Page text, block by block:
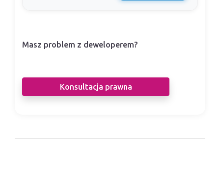
Masz problem z deweloperem?
Konsultacja prawna